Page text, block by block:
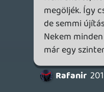
trilógiában volt egy
gonosz aki
szereplővel.
A második részben
vérprofi Jedivé fogja
pontosan úgy ahogy
Birodalom
A harmadik részben